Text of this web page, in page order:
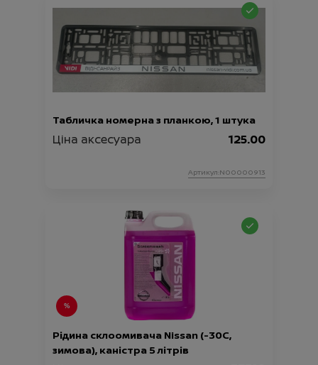
Табличка номерна з планкою, 1 штука
Ціна аксесуара 125.00
Артикул:N00000913
Рідина склоомивача Nissan (-30C,
зимова), каністра 5 літрів